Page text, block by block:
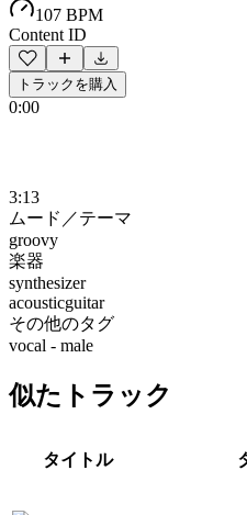
107 BPM
Content ID
トラックを購入
0:00
3:13
ムード／テーマ
groovy
楽器
synthesizer
acousticguitar
その他のタグ
vocal - male
似たトラック
タイトル